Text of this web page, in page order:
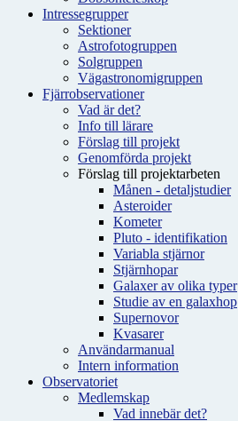
Intressegrupper
Sektioner
Astrofotogruppen
Solgruppen
Vägastronomigruppen
Fjärrobservationer
Vad är det?
Info till lärare
Förslag till projekt
Genomförda projekt
Förslag till projektarbeten
Månen - detaljstudier
Asteroider
Kometer
Pluto - identifikation
Variabla stjärnor
Stjärnhopar
Galaxer av olika typer
Studie av en galaxhop
Supernovor
Kvasarer
Användarmanual
Intern information
Observatoriet
Medlemskap
Vad innebär det?